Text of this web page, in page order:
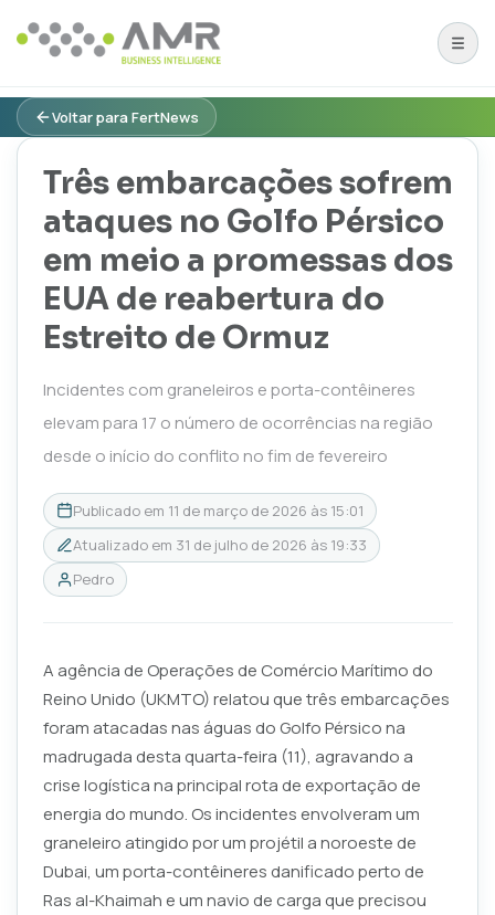
Voltar para FertNews
Três embarcações sofrem
ataques no Golfo Pérsico
em meio a promessas dos
EUA de reabertura do
Estreito de Ormuz
Incidentes com graneleiros e porta-contêineres
elevam para 17 o número de ocorrências na região
desde o início do conflito no fim de fevereiro
Publicado em 11 de março de 2026 às 15:01
Atualizado em 31 de julho de 2026 às 19:33
Pedro
A agência de Operações de Comércio Marítimo do
Reino Unido (UKMTO) relatou que três embarcações
foram atacadas nas águas do Golfo Pérsico na
madrugada desta quarta-feira (11), agravando a
crise logística na principal rota de exportação de
energia do mundo. Os incidentes envolveram um
graneleiro atingido por um projétil a noroeste de
Dubai, um porta-contêineres danificado perto de
Ras al-Khaimah e um navio de carga que precisou